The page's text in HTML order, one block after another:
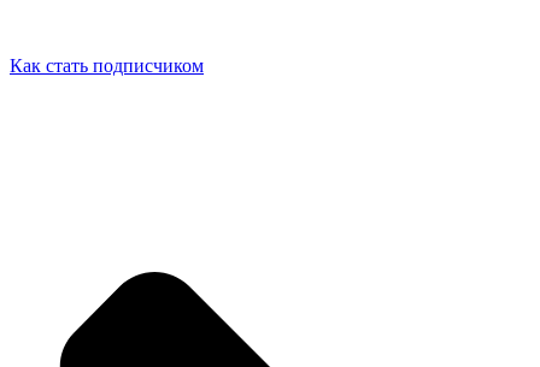
Как стать подписчиком